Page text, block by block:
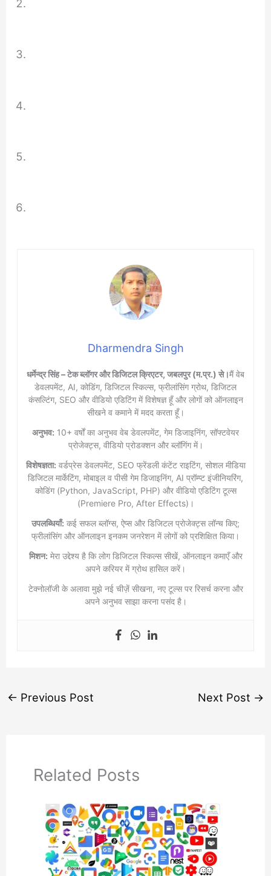
Dharmendra Singh
धर्मेन्द्र सिंह – टेक ब्लॉगर और डिजिटल क्रिएटर, जबलपुर (म.प्र.) से।मैं वेब
डेवलपमेंट, AI, कोडिंग, डिजिटल स्किल्स, फ्रीलांसिंग ग्रोथ, डिजिटल
कंसल्टिंग, SEO और वीडियो एडिटिंग में विशेषज्ञ हूँ और लोगों को ऑनलाइन
सीखने व कमाने में मदद करता हूँ।
अनुभव: 10+ वर्षों का अनुभव वेब डेवलपमेंट, गेम डिजाइनिंग, सॉफ्टवेयर
प्रोजेक्ट्स, वीडियो प्रोडक्शन और ब्लॉगिंग में।
विशेषज्ञता: वर्डप्रेस डेवलपमेंट, SEO फ्रेंडली कंटेंट राइटिंग, सोशल मीडिया
डिजिटल मार्केटिंग, मोबाइल व पीसी गेम डिजाइनिंग, AI प्रॉम्प्ट इंजीनियरिंग,
कोडिंग (Python, JavaScript, PHP) और वीडियो एडिटिंग टूल्स
(Premiere Pro, After Effects)।
उपलब्धियाँ: कई सफल ब्लॉग्स, ऐप्स और डिजिटल प्रोजेक्ट्स लॉन्च किए;
फ्रीलांसिंग और ऑनलाइन इनकम जनरेशन में लोगों को प्रशिक्षित किया।
मिशन: मेरा उद्देश्य है कि लोग डिजिटल स्किल्स सीखें, ऑनलाइन कमाएँ और
अपने करियर में ग्रोथ हासिल करें।
टेक्नोलॉजी के अलावा मुझे नई चीज़ें सीखना, नए टूल्स पर रिसर्च करना और
अपने अनुभव साझा करना पसंद है।
← Previous Post Next Post →
Related Posts